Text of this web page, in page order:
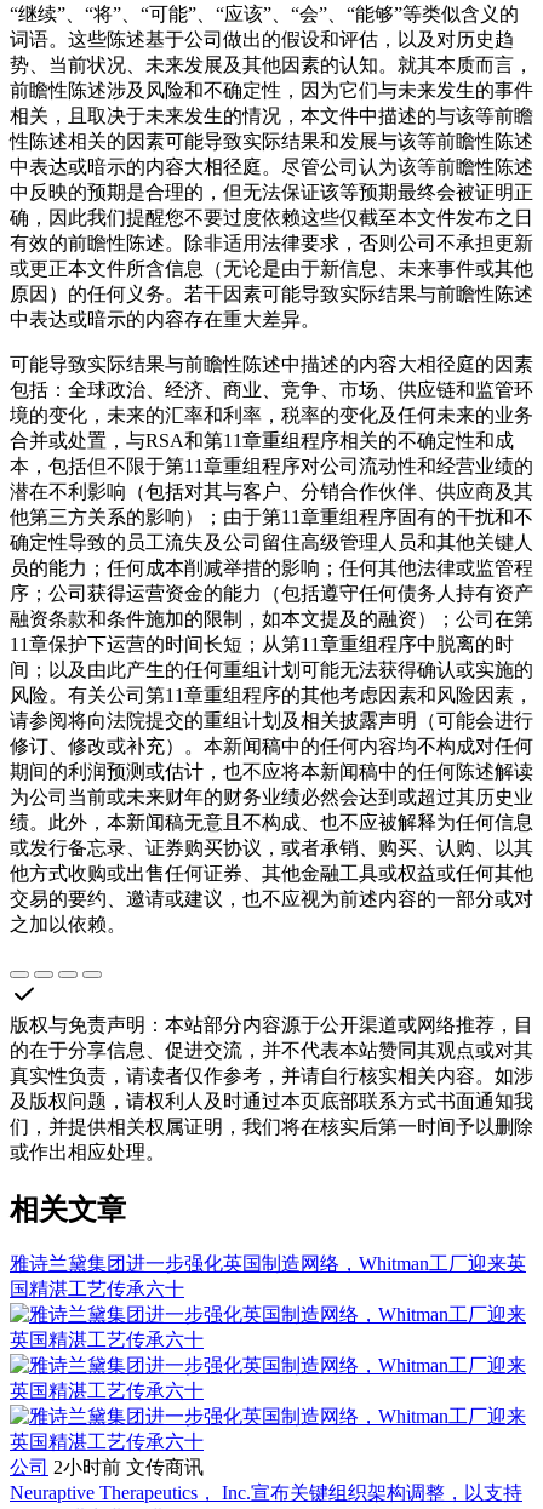
“继续”、“将”、“可能”、“应该”、“会”、“能够”等类似含义的
词语。这些陈述基于公司做出的假设和评估，以及对历史趋
势、当前状况、未来发展及其他因素的认知。就其本质而言，
前瞻性陈述涉及风险和不确定性，因为它们与未来发生的事件
相关，且取决于未来发生的情况，本文件中描述的与该等前瞻
性陈述相关的因素可能导致实际结果和发展与该等前瞻性陈述
中表达或暗示的内容大相径庭。尽管公司认为该等前瞻性陈述
中反映的预期是合理的，但无法保证该等预期最终会被证明正
确，因此我们提醒您不要过度依赖这些仅截至本文件发布之日
有效的前瞻性陈述。除非适用法律要求，否则公司不承担更新
或更正本文件所含信息（无论是由于新信息、未来事件或其他
原因）的任何义务。若干因素可能导致实际结果与前瞻性陈述
中表达或暗示的内容存在重大差异。
可能导致实际结果与前瞻性陈述中描述的内容大相径庭的因素
包括：全球政治、经济、商业、竞争、市场、供应链和监管环
境的变化，未来的汇率和利率，税率的变化及任何未来的业务
合并或处置，与RSA和第11章重组程序相关的不确定性和成
本，包括但不限于第11章重组程序对公司流动性和经营业绩的
潜在不利影响（包括对其与客户、分销合作伙伴、供应商及其
他第三方关系的影响）；由于第11章重组程序固有的干扰和不
确定性导致的员工流失及公司留住高级管理人员和其他关键人
员的能力；任何成本削减举措的影响；任何其他法律或监管程
序；公司获得运营资金的能力（包括遵守任何债务人持有资产
融资条款和条件施加的限制，如本文提及的融资）；公司在第
11章保护下运营的时间长短；从第11章重组程序中脱离的时
间；以及由此产生的任何重组计划可能无法获得确认或实施的
风险。有关公司第11章重组程序的其他考虑因素和风险因素，
请参阅将向法院提交的重组计划及相关披露声明（可能会进行
修订、修改或补充）。本新闻稿中的任何内容均不构成对任何
期间的利润预测或估计，也不应将本新闻稿中的任何陈述解读
为公司当前或未来财年的财务业绩必然会达到或超过其历史业
绩。此外，本新闻稿无意且不构成、也不应被解释为任何信息
或发行备忘录、证券购买协议，或者承销、购买、认购、以其
他方式收购或出售任何证券、其他金融工具或权益或任何其他
交易的要约、邀请或建议，也不应视为前述内容的一部分或对
之加以依赖。
版权与免责声明 ： 本站部分内容源于公开渠道或网络推荐，目
的在于分享信息、促进交流，并不代表本站赞同其观点或对其
真实性负责，请读者仅作参考，并请自行核实相关内容。如涉
及版权问题，请权利人及时通过本页底部联系方式书面通知我
们，并提供相关权属证明，我们将在核实后第一时间予以删除
或作出相应处理。
相关文章
雅诗兰黛集团进一步强化英国制造网络，Whitman工厂迎来英
国精湛工艺传承六十
公司 2小时前 文传商讯
Neuraptive Therapeutics， Inc.宣布关键组织架构调整，以支持